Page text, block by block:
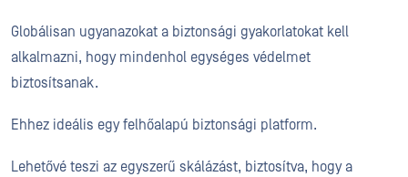
Globálisan ugyanazokat a biztonsági gyakorlatokat kell
alkalmazni, hogy mindenhol egységes védelmet
biztosítsanak.
Ehhez ideális egy felhőalapú biztonsági platform.
Lehetővé teszi az egyszerű skálázást, biztosítva, hogy a